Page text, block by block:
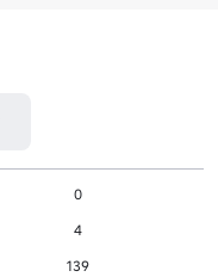
0
4
139